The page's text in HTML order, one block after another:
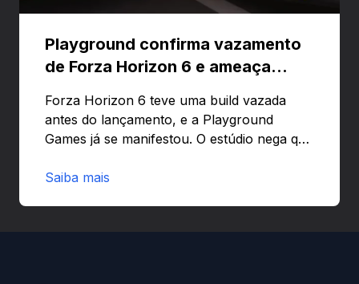
Playground confirma vazamento
de Forza Horizon 6 e ameaça
Forza Horizon 6 teve uma build vazada
antes do lançamento, e a Playground
Games já se manifestou. O estúdio nega que
preload e avisa que quem usar versões não
Saiba mais